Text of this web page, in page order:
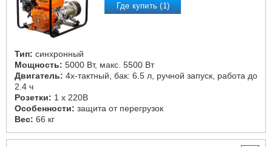
Где купить (1)
Тип: синхронный
Мощность: 5000 Вт, макс. 5500 Вт
Двигатель: 4х-тактный, бак: 6.5 л, ручной запуск, работа до
2.4 ч
Розетки: 1 х 220В
Особенности: защита от перегрузок
Вес: 66 кг